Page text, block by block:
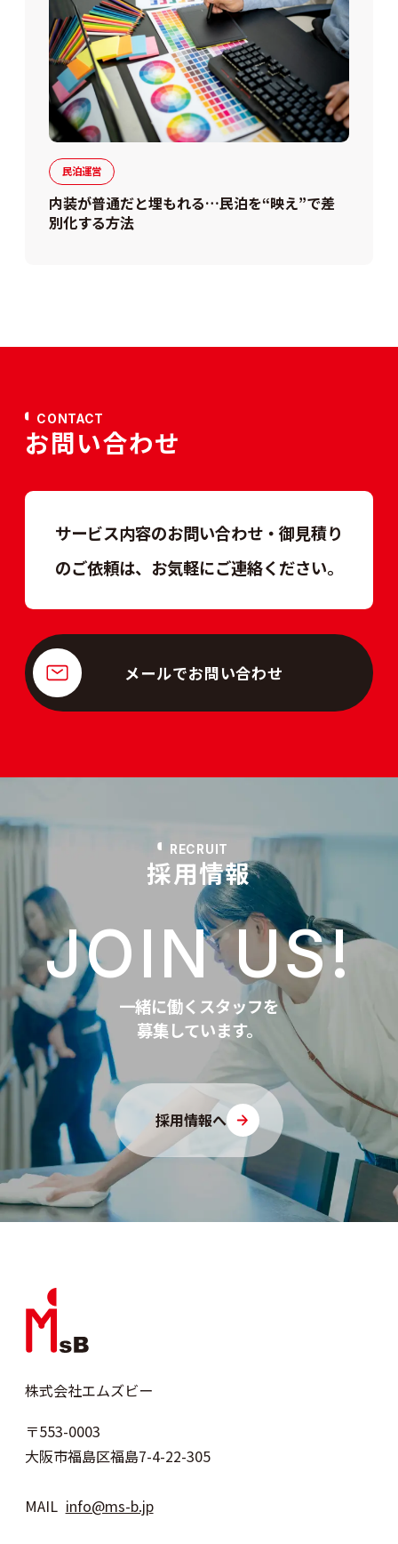
民泊運営
内装が普通だと埋もれる…民泊を“映え”で差
別化する方法
お問い合わせ
CONTACT
サービス内容のお問い合わせ・御見積り
のご依頼は、 お気軽にご連絡ください。
メールでお問い合わせ
採用情報
RECRUIT
JOIN US!
一緒に働くスタッフを
募集しています。
採用情報へ
株式会社エムズビー
〒553-0003
大阪市福島区福島7-4-22-305
MAIL info@ms-b.jp